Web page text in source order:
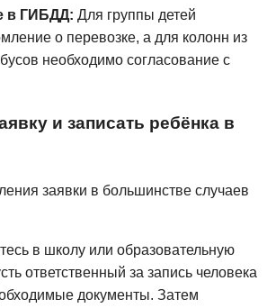
в ГИБДД: Для группы детей
о перевозке, а для колонн из
необходимо согласование с
и записать ребёнка в
заявки в большинстве случаев
в школу или образовательную
ответственный за запись человека
документы. Затем